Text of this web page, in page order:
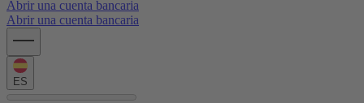
Abrir una cuenta bancaria
Abrir una cuenta bancaria
ES